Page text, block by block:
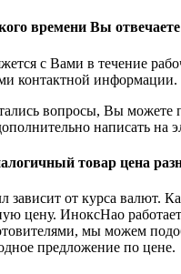
времени Вы отвечаете
с Вами в течение
контактной информации.
вопросы, Вы можете
написать на
товар цена
зависит от курса валют.
цену. ИноксНао
мы можем
предложение по цене.